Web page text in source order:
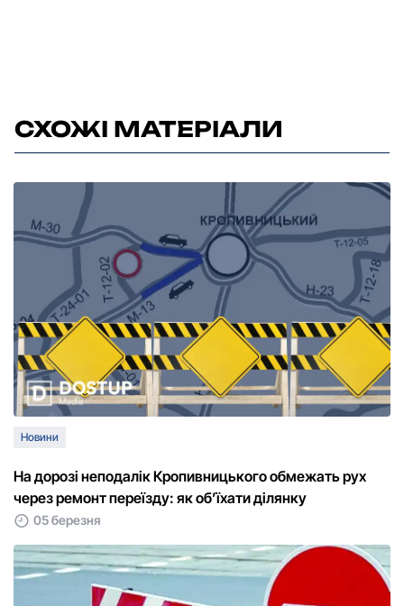
СХОЖІ МАТЕРІАЛИ
Новини
На дорозі неподалік Кропивницького обмежать рух
через ремонт переїзду: як об’їхати ділянку
05 березня